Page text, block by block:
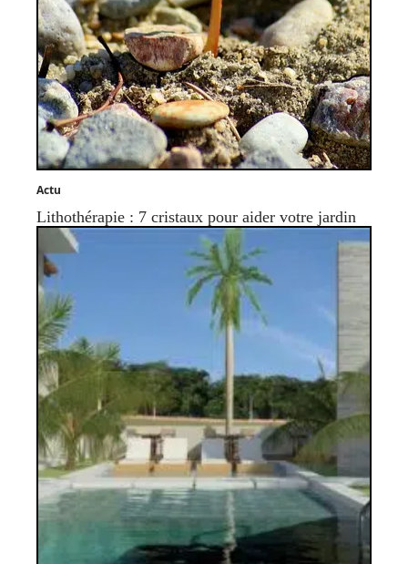
Actu
Lithothérapie : 7 cristaux pour aider votre jardin